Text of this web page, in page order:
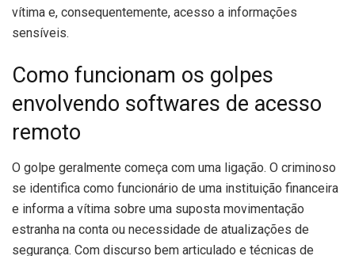
vítima e, consequentemente, acesso a informações
sensíveis.
Como funcionam os golpes
envolvendo softwares de acesso
remoto
O golpe geralmente começa com uma ligação. O criminoso
se identifica como funcionário de uma instituição financeira
e informa a vítima sobre uma suposta movimentação
estranha na conta ou necessidade de atualizações de
segurança. Com discurso bem articulado e técnicas de